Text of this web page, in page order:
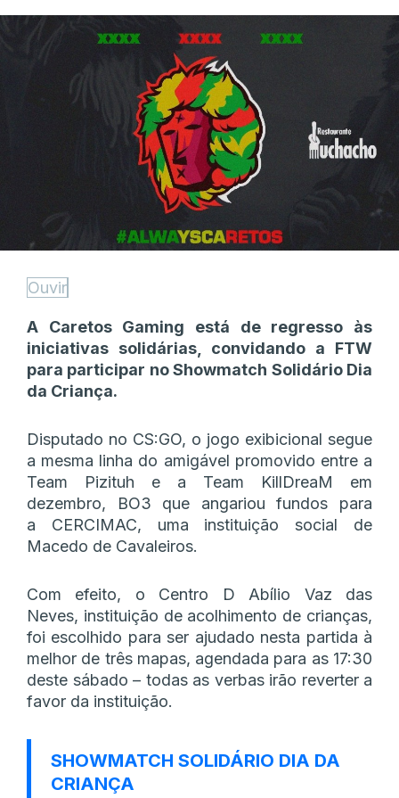
Ouvir
A Caretos Gaming está de regresso às
iniciativas solidárias, convidando a FTW
para participar no Showmatch Solidário Dia
da Criança.
Disputado no CS:GO, o jogo exibicional segue
a mesma linha do amigável promovido entre a
Team Pizituh e a Team KillDreaM em
dezembro, BO3 que angariou fundos para
a CERCIMAC, uma instituição social de
Macedo de Cavaleiros.
Com efeito, o Centro D Abílio Vaz das
Neves, instituição de acolhimento de crianças,
foi escolhido para ser ajudado nesta partida à
melhor de três mapas, agendada para as 17:30
deste sábado – todas as verbas irão reverter a
favor da instituição.
SHOWMATCH SOLIDÁRIO DIA DA
CRIANÇA